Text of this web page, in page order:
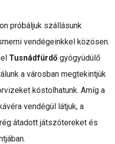
próbáljuk szállásunk
vendégeinkkel közösen.
Tusnádfürdő gyógyüdülő
a városban megtekintjük
kóstolhatunk. Amíg a
vendégül látjuk, a
átadott játszótereket és